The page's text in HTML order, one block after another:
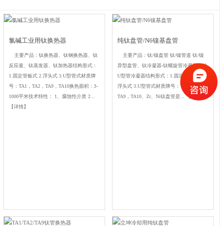
氯碱工业用钛换热器
主要产品：钛换热器、钛钢换热器、钛
反应釜、钛蒸发器、钛加热器结构形式：
1.固定管板式 2.浮头式 3.U型管式材质牌
号：TA1，TA2，TA9，TA10换热面积：3-
1000平米技术特性： 1、腐蚀性介质 2...
【详情】
纯钛盘管/N6镍基盘管
主要产品：钛/镍盘管 钛/镍管道 钛/镍
异型盘管、钛冷凝器-钛螺旋管冷凝器、钛
U型管冷凝器结构形式：1.固定管板式 2.
浮头式 3.U型管式材质牌号：TA1，TA2，
TA9，TA10、Zr、Ni钛盘管是...【详情】